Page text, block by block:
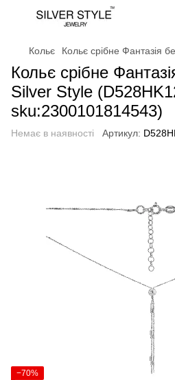
Кольє Кольє срібне Фантазія
Кольє срібне
Silver Style
sku:2300101814543)
Немає в наявності Артикул:
−70%